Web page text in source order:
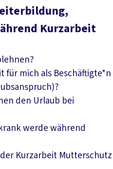
Kurzarbeit
für mich als Beschäftigte*n
den Urlaub bei
werde während
Kurzarbeit Mutterschutz